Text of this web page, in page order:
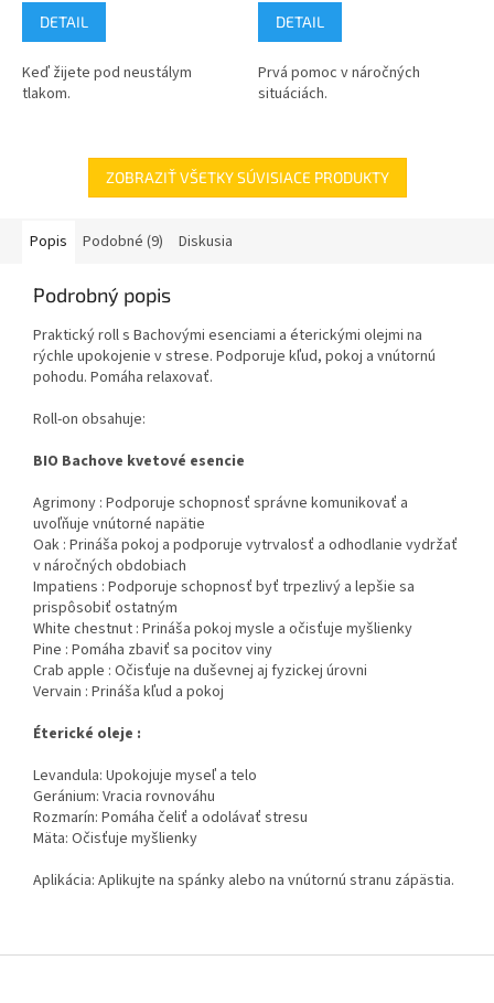
DETAIL
Keď žijete pod neustálym
tlakom.
DETAIL
Prvá pomoc v náročných
situáciách.
ZOBRAZIŤ VŠETKY SÚVISIACE PRODUKTY
Popis Podobné (9) Diskusia
Podrobný popis
Praktický roll s Bachovými esenciami a éterickými olejmi na
rýchle upokojenie v strese. Podporuje kľud, pokoj a vnútornú
pohodu. Pomáha relaxovať.
Roll-on obsahuje:
BIO Bachove kvetové esencie
Agrimony : Podporuje schopnosť správne komunikovať a
uvoľňuje vnútorné napätie
Oak : Prináša pokoj a podporuje vytrvalosť a odhodlanie vydržať
v náročných obdobiach
Impatiens : Podporuje schopnosť byť trpezlivý a lepšie sa
prispôsobiť ostatným
White chestnut : Prináša pokoj mysle a očisťuje myšlienky
Pine : Pomáha zbaviť sa pocitov viny
Crab apple : Očisťuje na duševnej aj fyzickej úrovni
Vervain : Prináša kľud a pokoj
Éterické oleje :
Levandula: Upokojuje myseľ a telo
Geránium: Vracia rovnováhu
Rozmarín: Pomáha čeliť a odolávať stresu
Mäta: Očisťuje myšlienky
Aplikácia: Aplikujte na spánky alebo na vnútornú stranu zápästia.